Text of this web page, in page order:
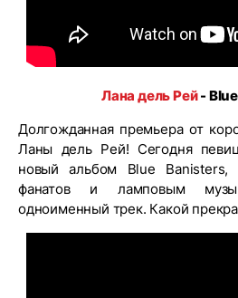
Лана дель Рей-
Долгожданная премьера от
Ланы дель Рей! Сегодня
новый альбом Blue Banisters,
фанатов и ламповым
одноименный трек. Какой